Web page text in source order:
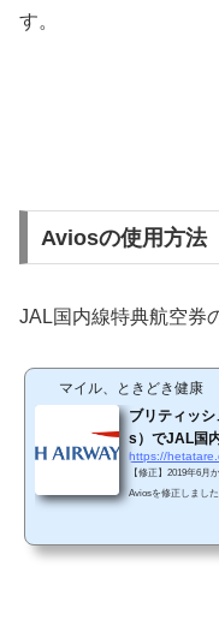
す。
Aviosの使用方法
JAL国内線特典航空券
マイル、ときどき健康
ブリティッ
s）でJAL国
https://
【修正】2019年6
Aviosを修正しまし
航空券を発券するの